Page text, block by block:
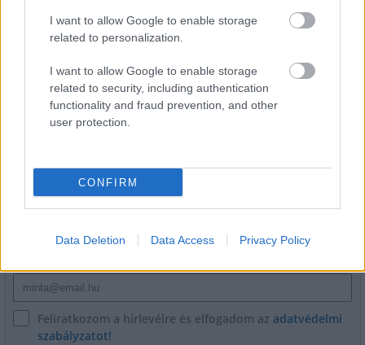
I want to allow Google to enable storage
related to personalization.
I want to allow Google to enable storage
related to security, including authentication
functionality and fraud prevention, and other
user protection.
CONFIRM
Data Deletion Data Access Privacy Policy
Még több zöld, még több virág és új
terén
HÍRLEVÉL
Név
Feliratkozom a hírlevélre és elfogadom az adatvédelmi
szabályzatot!